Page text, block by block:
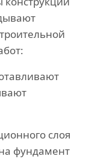
слоя
фундамент